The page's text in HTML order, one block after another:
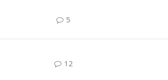
5
12